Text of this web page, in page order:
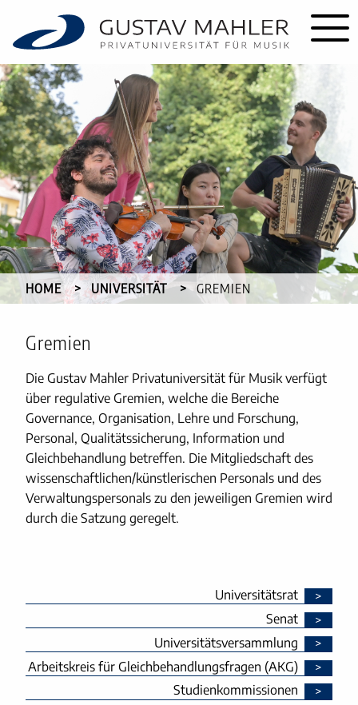
HOME UNIVERSITÄT CURRENT:
GREMIEN
Gremien
Die Gustav Mahler Privatuniversität für Musik verfügt
über regulative Gremien, welche die Bereiche
Governance, Organisation, Lehre und Forschung,
Personal, Qualitätssicherung, Information und
Gleichbehandlung betreffen. Die Mitgliedschaft des
wissenschaftlichen/künstlerischen Personals und des
Verwaltungspersonals zu den jeweiligen Gremien wird
durch die Satzung geregelt.
Universitätsrat
Senat
Universitätsversammlung
Arbeitskreis für Gleichbehandlungsfragen (AKG)
Studienkommissionen